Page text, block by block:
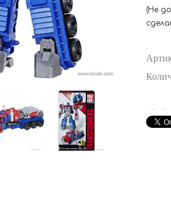
(Не